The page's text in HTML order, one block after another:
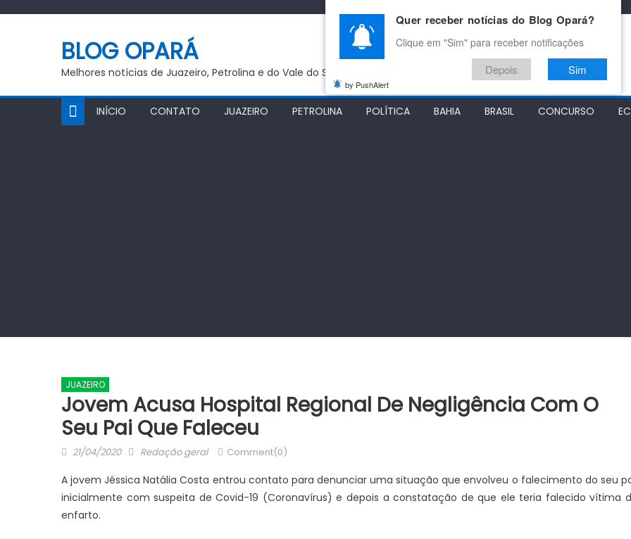
BLOG OPARÁ
Melhores notícias de Juazeiro, Petrolina e do Vale do São Francisco
INÍCIO CONTATO JUAZEIRO PETROLINA POLÍTICA BAHIA BRASIL CONCURSO
JUAZEIRO
Jovem Acusa Hospital Regional De Negligência Com O
Seu Pai Que Faleceu
Posted
21/04/2020 Author
Redação geral Comment(0)
A jovem Jéssica Natália Costa entrou contato para denunciar uma situação que envolveu o falecimento do seu
inicialmente com suspeita de Covid-19 (Coronavírus) e depois a constatação de que ele teria falecido vítima
enfarto.
Quer receber notícias do Blog Opará?
Clique em "Sim" para receber notificações
Depois Sim
by PushAlert